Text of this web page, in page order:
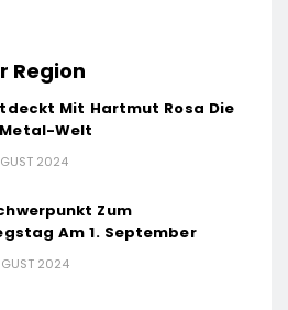
Region
Mit Hartmut Rosa Die
Welt
2024
Zum
Am 1. September
2024